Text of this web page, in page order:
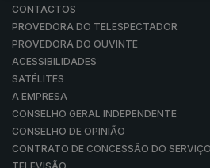
CONTACTOS
PROVEDORA DO TELESPECTADOR
PROVEDORA DO OUVINTE
ACESSIBILIDADES
SATÉLITES
A EMPRESA
CONSELHO GERAL INDEPENDENTE
CONSELHO DE OPINIÃO
CONTRATO DE CONCESSÃO DO